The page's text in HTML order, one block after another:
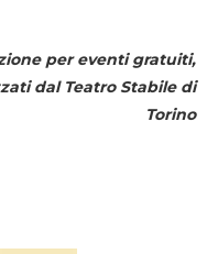
per eventi gratuiti,
dal Teatro Stabile di
Torino